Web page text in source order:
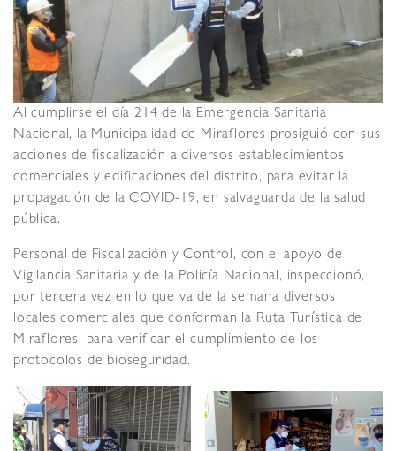
Al cumplirse el día 214 de la Emergencia Sanitaria
Nacional, la Municipalidad de Miraflores prosiguió con sus
acciones de fiscalización a diversos establecimientos
comerciales y edificaciones del distrito, para evitar la
propagación de la COVID-19, en salvaguarda de la salud
pública.
Personal de Fiscalización y Control, con el apoyo de
Vigilancia Sanitaria y de la Policía Nacional, inspeccionó,
por tercera vez en lo que va de la semana diversos
locales comerciales que conforman la Ruta Turística de
Miraflores, para verificar el cumplimiento de los
protocolos de bioseguridad.